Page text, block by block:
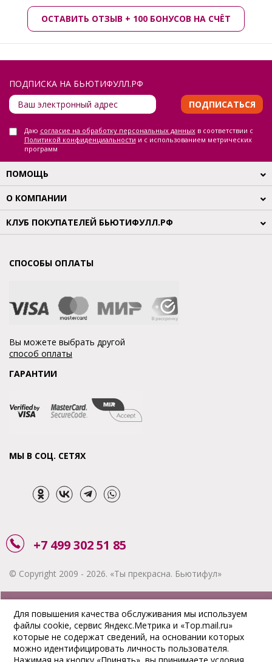
ОСТАВИТЬ ОТЗЫВ + 100 БОНУСОВ НА СЧЁТ
ПОДПИСКА НА БЬЮТИФУЛЛ.РФ
ПОДПИСАТЬСЯ
Даю согласие на обработку персональных данныхв соответствии с
Политикой конфиденциальности и с использованием метрических
программ
ПОМОЩЬ
О КОМПАНИИ
КЛУБ ПОКУПАТЕЛЕЙ БЬЮТИФУЛЛ.РФ
СПОСОБЫ ОПЛАТЫ
Вы можете выбрать другой
способ оплаты
ГАРАНТИИ
МЫ В СОЦ. СЕТЯХ
+7 499 302 51 85
© Copyright 2009 - 2026. «Ты прекрасна. Бьютифул»
АКЦИИ
ДОСТАВКА
Для повышения качества обслуживания мы используем
файлы cookie, сервис Яндекс.Метрика и «Top.mail.ru»
которые не содержат сведений, на основании которых
можно идентифицировать личность пользователя.